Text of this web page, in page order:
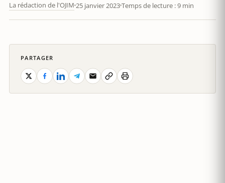
La rédaction de l'OJIM 25 janvier 2023Temps de lecture : 9 min
PARTAGER